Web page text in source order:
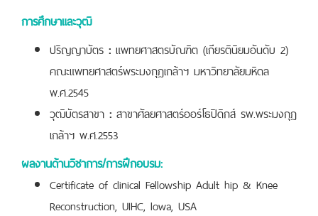
การศึกษาและวุฒิ
ปริญญาบัตร : แพทยศาสตรบัณฑิต (เกียรตินิยมอันดับ 2)
คณะแพทยศาสตร์พระมงกุฎเกล้าฯ มหาวิทยาลัยมหิดล
พ.ศ.2545
วุฒิบัตรสาขา : สาขาศัลยศาสตร์ออร์โธปิดิกส์ รพ.พระมงกุฎ
เกล้าฯ พ.ศ.2553
ผลงานด้านวิชาการ/การฝึกอบรม:
Certificate of clinical Fellowship Adult hip & Knee
Reconstruction, UIHC, lowa, USA